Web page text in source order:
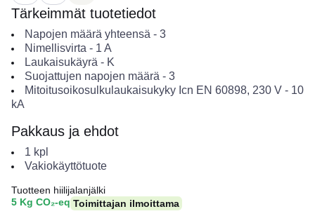
Tärkeimmät tuotetiedot
Napojen määrä yhteensä - 3
Nimellisvirta - 1 A
Laukaisukäyrä - K
Suojattujen napojen määrä - 3
Mitoitusoikosulkulaukaisukyky Icn EN 60898, 230 V- 10
kA
Pakkaus ja ehdot
1 kpl
Vakiokäyttötuote
Tuotteen hiilijalanjälki
5 Kg CO₂-eq Toimittajan ilmoittama